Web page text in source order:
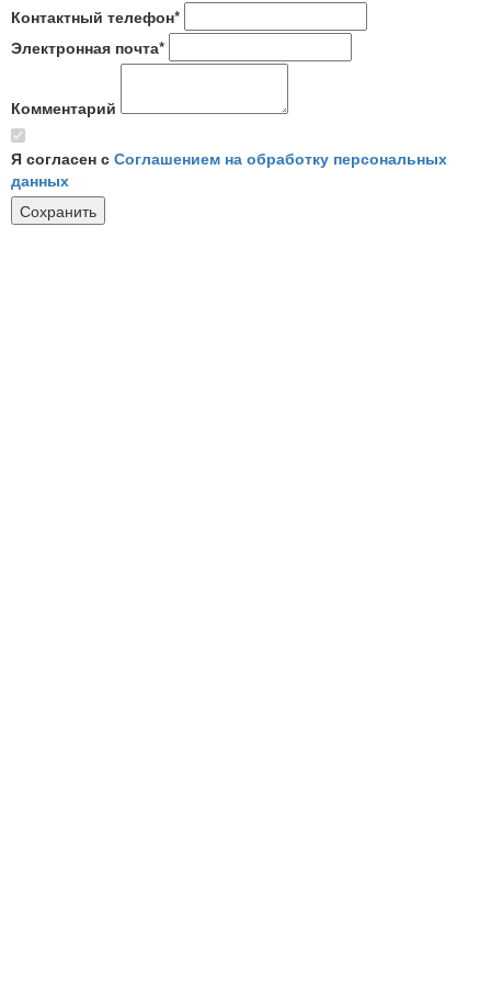
Контактный телефон*
Электронная почта*
Комментарий
Я согласен с Соглашением на обработку персональных
данных